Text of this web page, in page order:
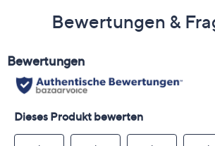
Bewertungen &